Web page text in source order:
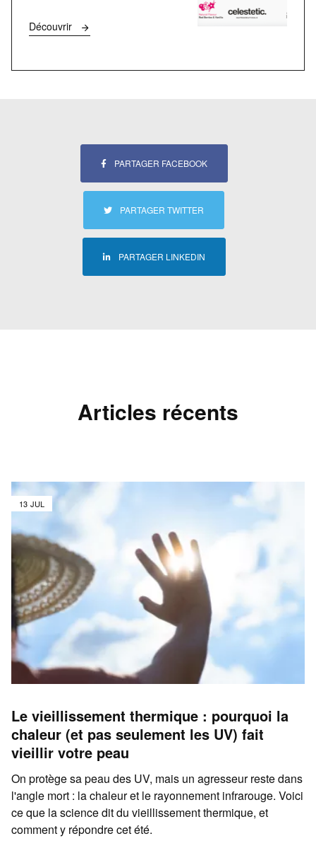
Découvrir
PARTAGER FACEBOOK
PARTAGER TWITTER
PARTAGER LINKEDIN
Articles récents
13 JUL
Le vieillissement thermique : pourquoi la
chaleur (et pas seulement les UV) fait
vieillir votre peau
On protège sa peau des UV, mais un agresseur reste dans
l'angle mort : la chaleur et le rayonnement infrarouge. Voici
ce que la science dit du vieillissement thermique, et
comment y répondre cet été.